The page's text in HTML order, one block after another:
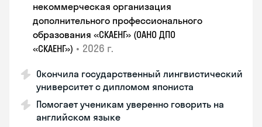
некоммерческая организация
дополнительного профессионального
образования «СКАЕНГ» (ОАНО ДПО
«СКАЕНГ») • 2026 г.
Окончила государственный лингвистический
университет с дипломом япониста
Помогает ученикам уверенно говорить на
английском языке